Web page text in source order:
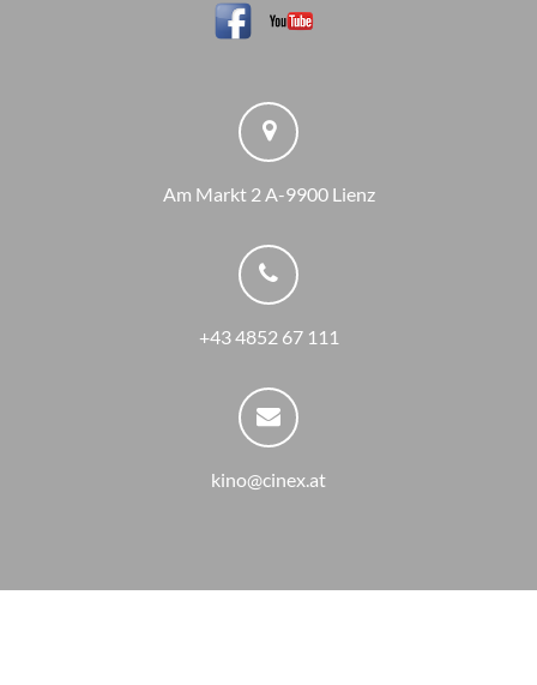
Am Markt 2 A-9900 Lienz
+43 4852 67 111
kino@cinex.at